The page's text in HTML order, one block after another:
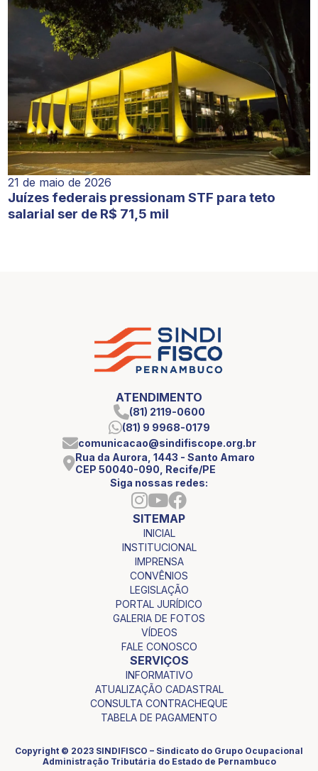
21 de maio de 2026
Juízes federais pressionam STF para teto
salarial ser de R$ 71,5 mil
ATENDIMENTO
(81) 2119-0600
(81) 9 9968-0179
comunicacao@sindifiscope.org.br
Rua da Aurora, 1443 - Santo Amaro
CEP 50040-090, Recife/PE
Siga nossas redes:
SITEMAP
INICIAL
INSTITUCIONAL
IMPRENSA
CONVÊNIOS
LEGISLAÇÃO
PORTAL JURÍDICO
GALERIA DE FOTOS
VÍDEOS
FALE CONOSCO
SERVIÇOS
INFORMATIVO
ATUALIZAÇÃO CADASTRAL
CONSULTA CONTRACHEQUE
TABELA DE PAGAMENTO
Copyright © 2023 SINDIFISCO – Sindicato do Grupo Ocupacional
Administração Tributária do Estado de Pernambuco